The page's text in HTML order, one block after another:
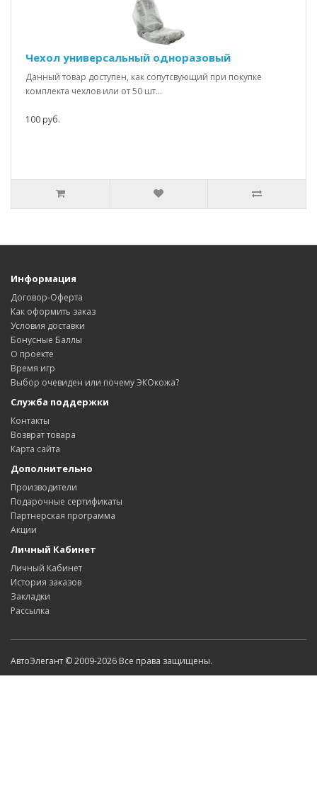
Чехол универсальный одноразовый
Данный товар доступен, как сопутсвующий при покупке
комплекта чехлов или от 50 шт...
100 руб.
Информация
Договор-Оферта
Как оформить заказ
Условия доставки
Бонусные Баллы
О проекте
Время игр
Выбор очевиден или почему ЭКОкожа?
Служба поддержки
Контакты
Возврат товара
Карта сайта
Дополнительно
Производители
Подарочные сертификаты
Партнерская программа
Акции
Личный Кабинет
Личный Кабинет
История заказов
Закладки
Рассылка
АвтоЭлегант © 2009-2026 Все права защищены.